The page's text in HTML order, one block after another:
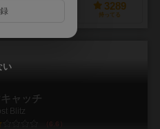
3289
持ってる
ャッチ
Blitz
6.6
い